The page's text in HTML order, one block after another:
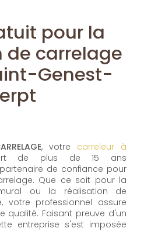
pour la
de carrelage
Genest-
, votre carreleur à
de plus de 15 ans
de confiance pour
Que ce soit pour la
ou la réalisation de
votre professionnel assure
qualité. Faisant preuve d'un
entreprise s'est imposée